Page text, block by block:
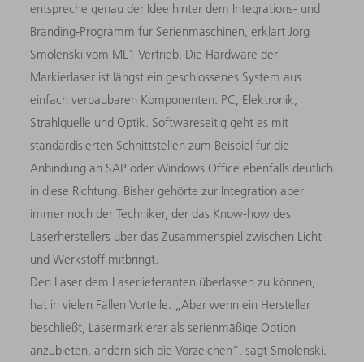
entspreche genau der Idee hinter dem Integrations- und
Branding-Programm für Serienmaschinen, erklärt Jörg
Smolenski vom ML1 Vertrieb. Die Hardware der
Markierlaser ist längst ein geschlossenes System aus
einfach verbaubaren Komponenten: PC, Elektronik,
Strahlquelle und Optik. Softwareseitig geht es mit
standardisierten Schnittstellen zum Beispiel für die
Anbindung an SAP oder Windows Office ebenfalls deutlich
in diese Richtung. Bisher gehörte zur Integration aber
immer noch der Techniker, der das Know-how des
Laserherstellers über das Zusammenspiel zwischen Licht
und Werkstoff mitbringt.
Den Laser dem Laserlieferanten überlassen zu können,
hat in vielen Fällen Vorteile. „Aber wenn ein Hersteller
beschließt, Lasermarkierer als serienmäßige Option
anzubieten, ändern sich die Vorzeichen“, sagt Smolenski.